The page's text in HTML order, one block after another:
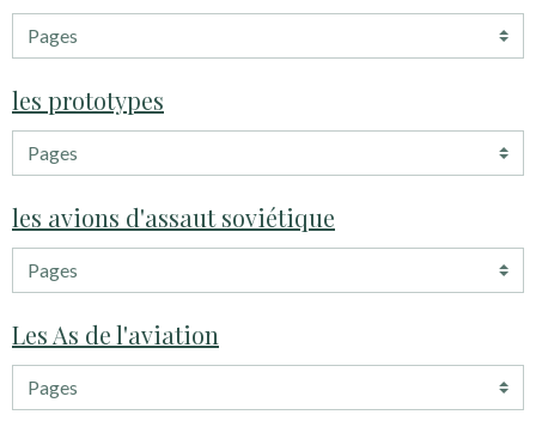
les prototypes
les avions d'assaut soviétique
Les As de l'aviation